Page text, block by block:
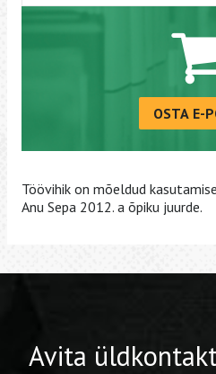
OSTA E-
Töövihik on mõeldud
Anu Sepa 2012. a õpiku juurde.
Avita